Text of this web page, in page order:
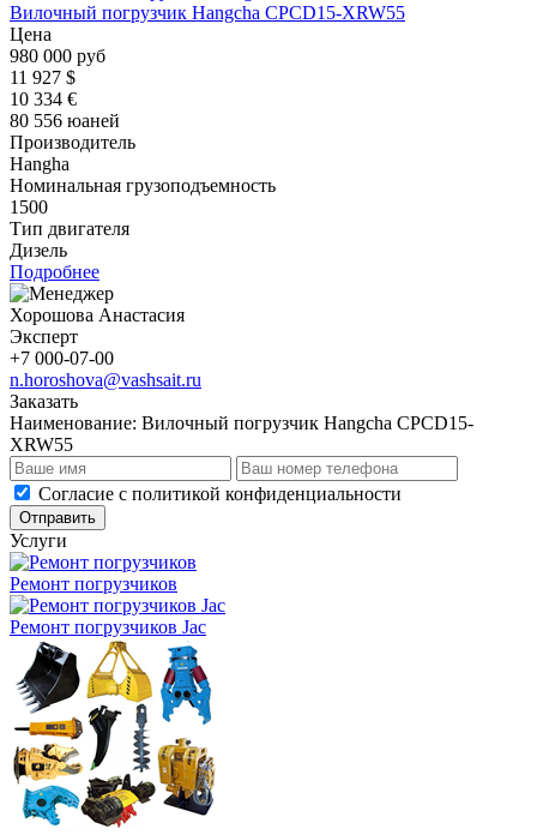
Вилочный погрузчик Hangcha CPCD15-XRW55
Цена
980 000 руб
11 927 $
10 334 €
80 556 юаней
Производитель
Hangha
Номинальная грузоподъемность
1500
Тип двигателя
Дизель
Подробнее
Хорошова Анастасия
Эксперт
+7 000-07-00
n.horoshova@vashsait.ru
Заказать
Наименование: Вилочный погрузчик Hangcha CPCD15-
XRW55
Cогласие с политикой конфиденциальности
Отправить
Услуги
Ремонт погрузчиков
Ремонт погрузчиков Jac